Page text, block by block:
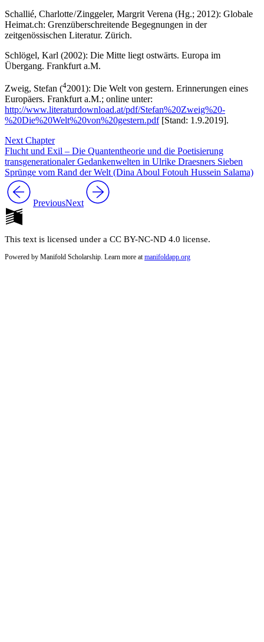
Schallié, Charlotte / Zinggeler, Margrit Verena (Hg.; 2012): Globale
Heimat.ch: Grenzüberschreitende Begegnungen in der
zeitgenössischen Literatur. Zürich.
Schlögel, Karl (2002): Die Mitte liegt ostwärts. Europa im
Übergang. Frankfurt a.M.
Zweig, Stefan (42001): Die Welt von gestern. Erinnerungen eines
Europäers. Frankfurt a.M.; online unter:
http://www.literaturdownload.at/pdf/Stefan%20Zweig%20-
%20Die%20Welt%20von%20gestern.pdf[Stand: 1.9.2019].
Next Chapter
Flucht und Exil – Die Quantentheorie und die Poetisierung
transgenerationaler Gedankenwelten in Ulrike Draesners Sieben
Sprünge vom Rand der Welt (Dina Aboul Fotouh Hussein Salama)
PreviousNext
This text is licensed under a CC BY-NC-ND 4.0 license.
Powered by Manifold Scholarship. Learn more at manifoldapp.org